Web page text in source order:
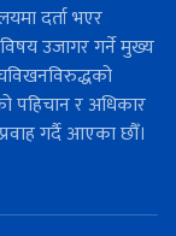
दर्ता भएर
उजागर गर्ने मुख्य
पहिचान र अधिकार
गर्दै आएका छौँ।